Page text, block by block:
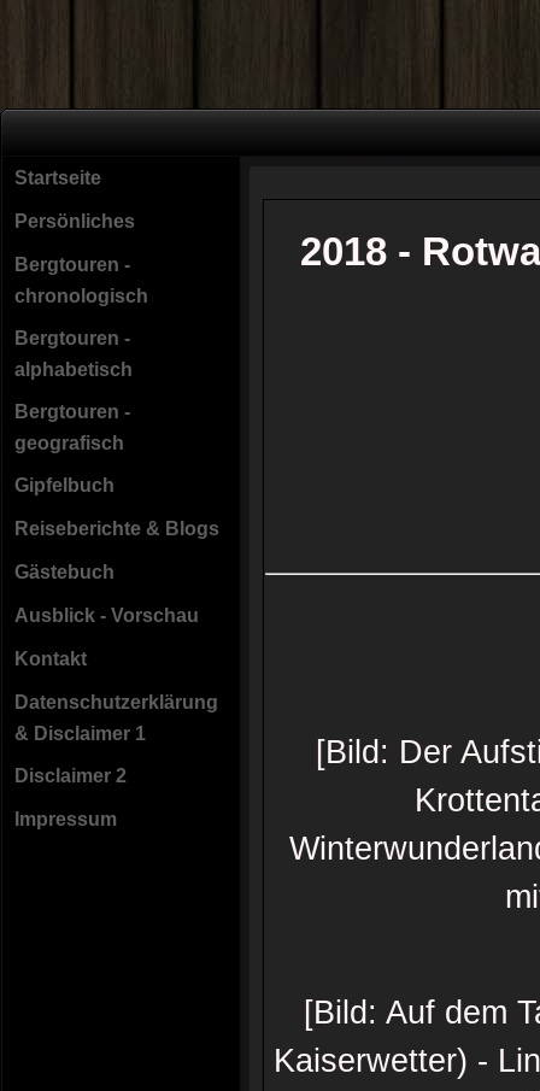
Startseite
Persönliches
Bergtouren -
chronologisch
Bergtouren -
alphabetisch
Bergtouren -
geografisch
Gipfelbuch
Reiseberichte & Blogs
Gästebuch
Ausblick - Vorschau
Kontakt
Datenschutzerklärung
& Disclaimer 1
Disclaimer 2
Impressum
2018 -
[Bild: Der
[Bild: Auf dem
Kaiserwetter) -